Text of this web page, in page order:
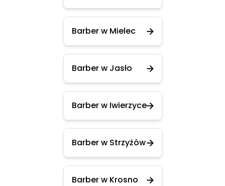
Barber w Mielec
Barber w Jasło
Barber w Iwierzyce
Barber w Strzyżów
Barber w Krosno